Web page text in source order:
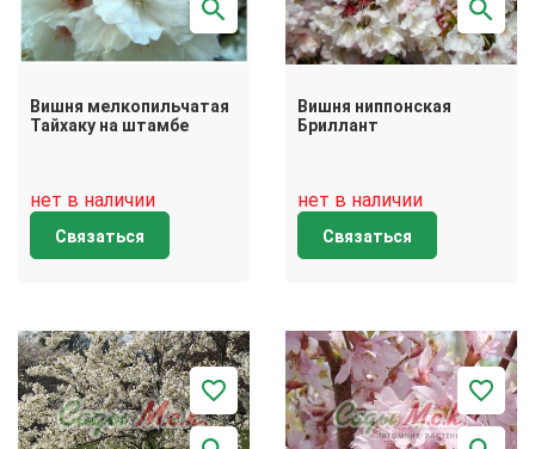
Вишня мелкопильчатая
Тайхаку на штамбе
нет в наличии
Связаться
Вишня ниппонская
Бриллант
нет в наличии
Связаться